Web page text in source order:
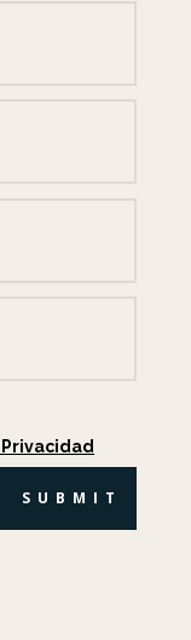
SUBMIT